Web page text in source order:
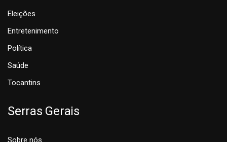
Eleições
Entretenimento
Política
Saúde
Tocantins
Serras Gerais
Sobre nós